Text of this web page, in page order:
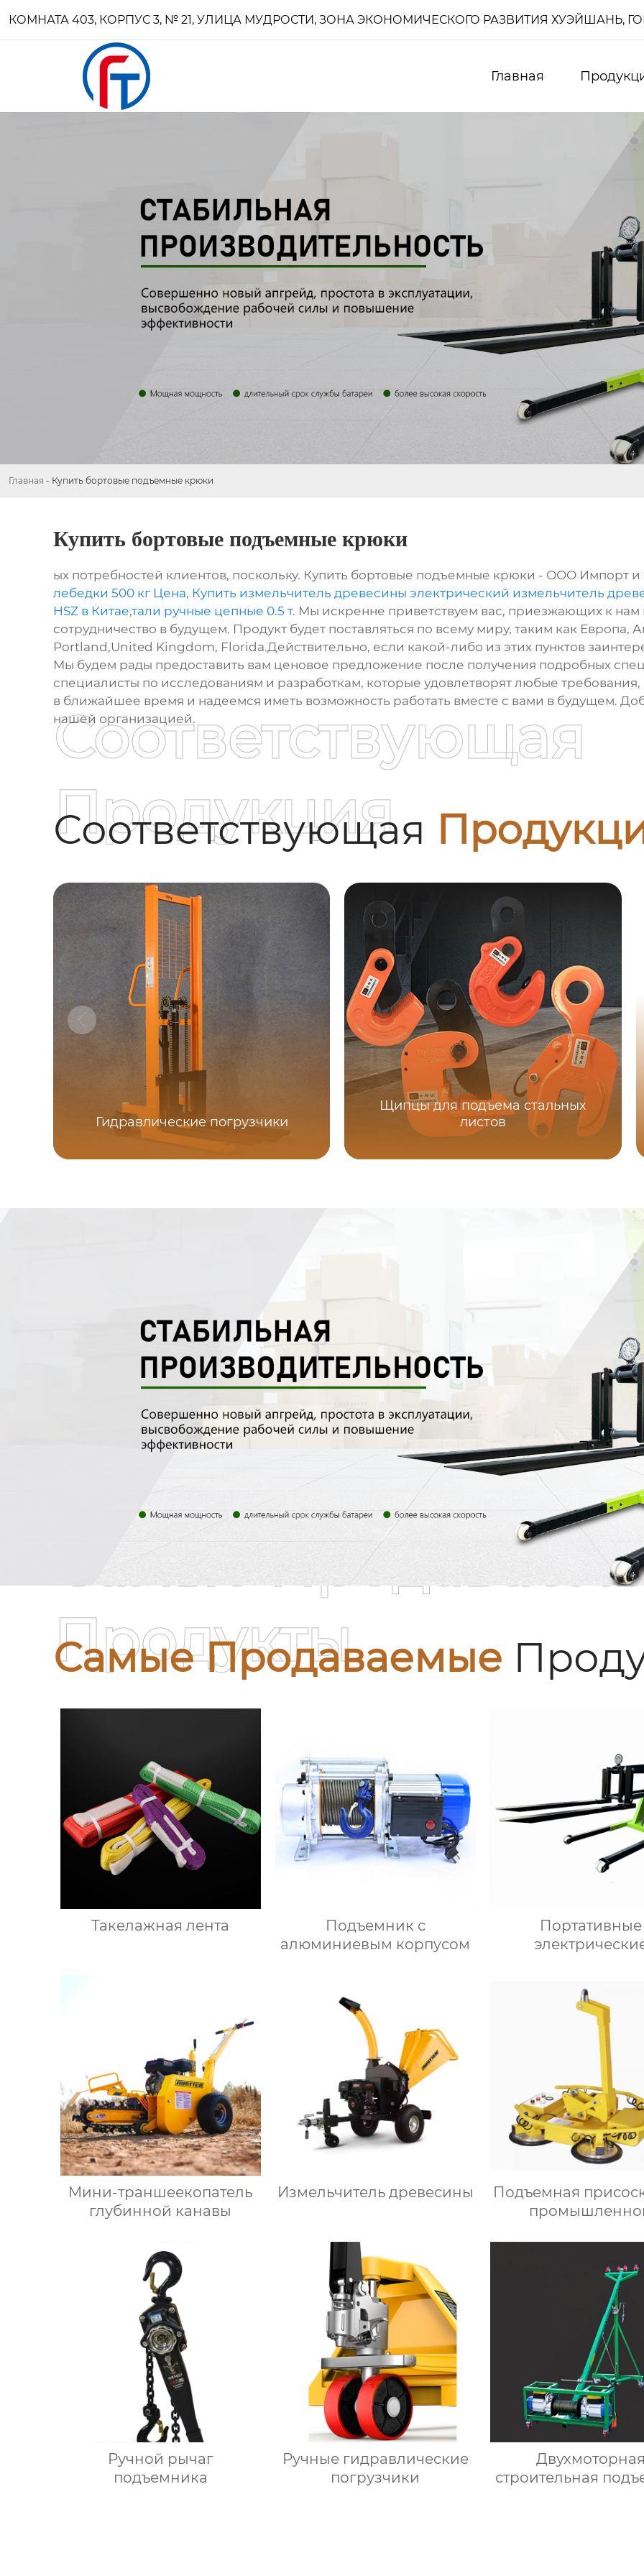
КОМНАТА 403, КОРПУС 3, № 21, УЛИЦА МУДРОСТИ, ЗОНА ЭКОНОМИЧЕСКОГО РАЗВИТИЯ ХУЭЙШАНЬ,
Главная
Главная - Купить бортовые подъемные крюки
Купить бортовые подъемные крюки
ых потребностей клиентов, поскольку. Купить бортовые подъемные крюки - ООО Импорт и
лебедки 500 кг Цена, Купить измельчитель древесины электрический измельчитель
HSZ в Китае,тали ручные цепные 0.5 т. Мы искренне приветствуем вас, приезжающих к нам
сотрудничество в будущем. Продукт будет поставляться по всему миру, таким как Европа,
Portland,United Kingdom, Florida.Действительно, если какой-либо из этих пунктов
Мы будем рады предоставить вам ценовое предложение после получения подробных
специалисты по исследованиям и разработкам, которые удовлетворят любые
в ближайшее время и надеемся иметь возможность работать вместе с вами в будущем.
нашей организацией.
Соответствующая
Соответствующая
Продукция
Гидравлические погрузчики
Щипцы для подъема стальных
листов
Самые Продаваемые
Самые
Продукты
Такелажная лента
Подъемник с
алюминиевым корпусом
Портативные
Мини-траншеекопатель
глубинной канавы
Измельчитель древесины
Подъемная
Ручной рычаг
подъемника
Ручные гидравлические
погрузчики
строительная